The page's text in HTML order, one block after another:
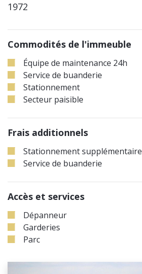
1972
Commodités de l'immeuble
Équipe de maintenance 24h
Service de buanderie
Stationnement
Secteur paisible
Frais additionnels
Stationnement supplémentaire
Service de buanderie
Accès et services
Dépanneur
Garderies
Parc